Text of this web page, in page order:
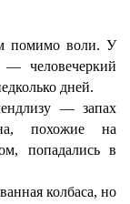
помимо воли. У
— человечеркий
дней.
— запах
похожие на
попадались в
колбаса, но